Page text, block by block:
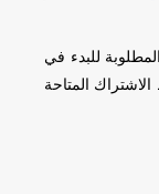
للبدء في
المتاحة